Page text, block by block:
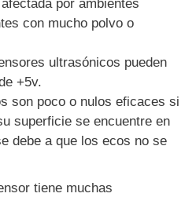
por ambientes
con mucho polvo o
ultrasónicos pueden
+5v.
son poco o nulos eficaces si
superficie se encuentre en
debe a que los ecos no se
tiene muchas